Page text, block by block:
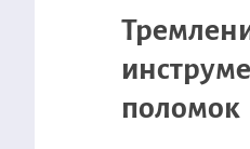
поломок